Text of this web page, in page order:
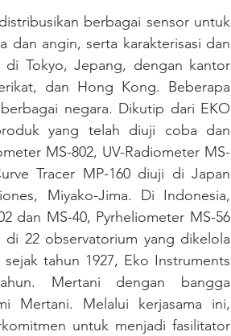
berbagai sensor untuk
dan angin, serta karakterisasi dan
di Tokyo, Jepang, dengan kantor
dan Hong Kong. Beberapa
negara. Dikutip dari EKO
yang telah diuji coba dan
MS-802, UV-Radiometer MS-
Tracer MP-160 diuji di Japan
Miyako-Jima. Di Indonesia,
dan MS-40, Pyrheliometer MS-56
di 22 observatorium yang dikelola
tahun 1927, Eko Instruments
Mertani dengan bangga
Mertani. Melalui kerjasama ini,
untuk menjadi fasilitator